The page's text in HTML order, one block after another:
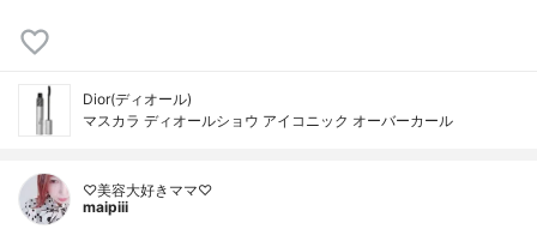
Dior(ディオール)
マスカラ ディオールショウ アイコニック オーバーカール
♡美容大好きママ♡
maipiii